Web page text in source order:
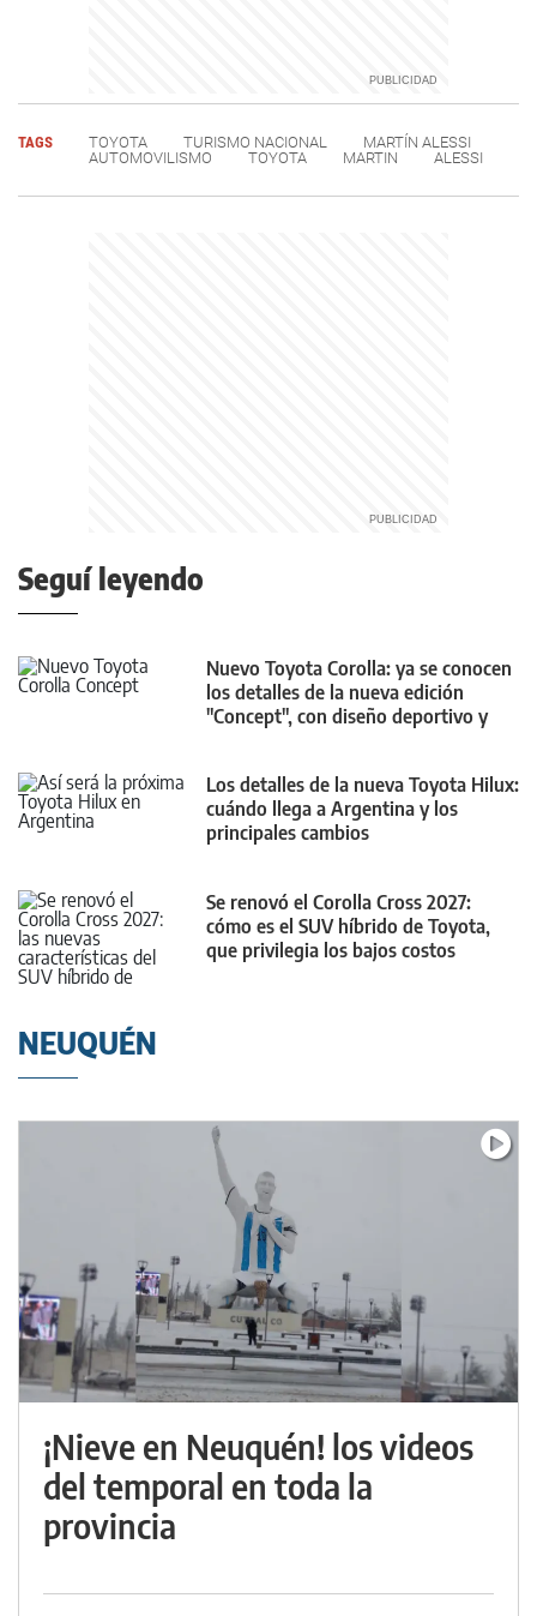
TAGS TOYOTA TURISMO NACIONAL
MARTÍN ALESSI
AUTOMOVILISMO
TOYOTA MARTIN ALESSI
Seguí leyendo
Nuevo Toyota Corolla: ya se conocen
los detalles de la nueva edición
"Concept", con diseño deportivo y
Los detalles de la nueva Toyota Hilux:
cuándo llega a Argentina y los
principales cambios
Se renovó el Corolla Cross 2027:
cómo es el SUV híbrido de Toyota,
que privilegia los bajos costos
NEUQUÉN
¡Nieve en Neuquén! los videos
del temporal en toda la
provincia